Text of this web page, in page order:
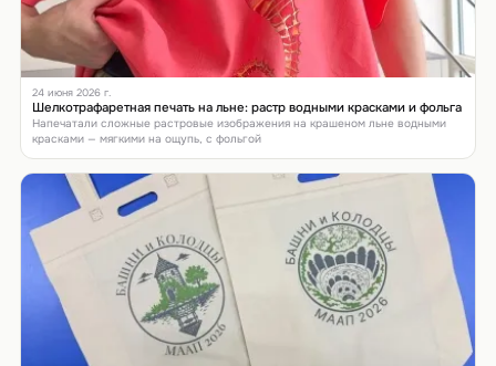
24 июня 2026 г.
Шелкотрафаретная печать на льне: растр водными красками и фольга
Напечатали сложные растровые изображения на крашеном льне водными
красками — мягкими на ощупь, с фольгой